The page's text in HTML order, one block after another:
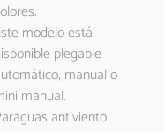
modelo está
plegable
manual o
manual.
antiviento